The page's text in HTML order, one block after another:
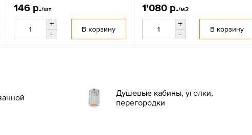
146 р./шт
+
-
В корзину
1'080 р./м2
+
-
В корзину
Душевые кабины, уголки,
перегородки